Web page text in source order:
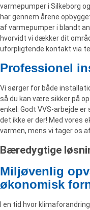
varmepumper i Silkeborg
har gennem årene
af varmepumper i blandt
hvorvidt vi dækker dit
uforpligtende kontakt via
Professionel
Vi sørger for både
så du kan være sikker på
enkel: Godt VVS-arbejde
det ikke er der! Med vores
varmen, mens vi tager os
Bæredygtige
Miljøvenlig
økonomisk
I en tid hvor